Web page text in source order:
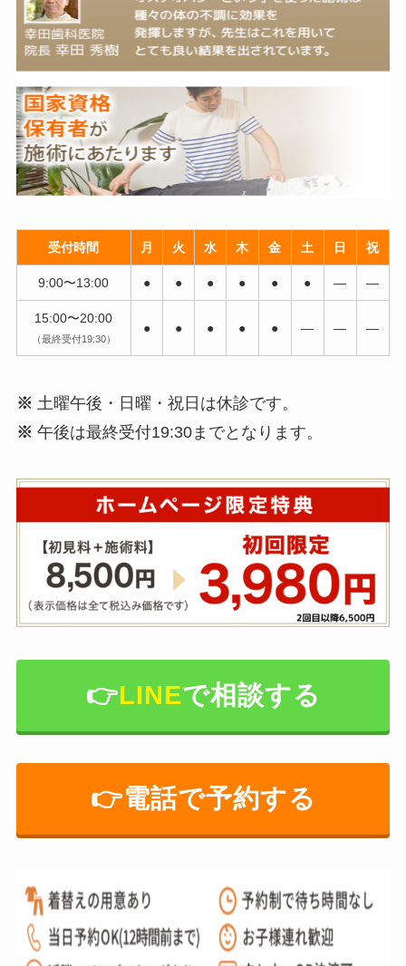
受付時間 月 火 水 木 金 土 日 祝
9:00〜13:00 ● ● ● ● ● ● ― ―
15:00〜20:00
（最終受付19:30）
● ● ● ● ● ― ― ―
※ 土曜午後・日曜・祝日は休診です。
※ 午後は最終受付19:30までとなります。
👉️LINEで相談する
👉️電話で予約する